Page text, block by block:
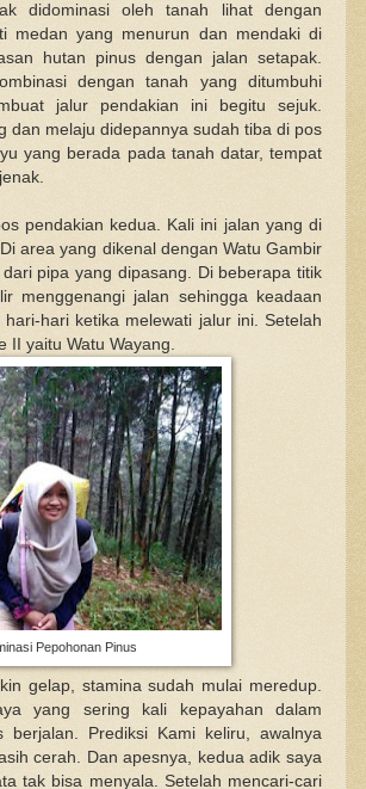
didominasi oleh tanah lihat dengan
medan yang menurun dan mendaki di
hutan pinus dengan jalan setapak.
dengan tanah yang ditumbuhi
jalur pendakian ini begitu sejuk.
dan melaju didepannya sudah tiba di pos
yang berada pada tanah datar, tempat
pendakian kedua. Kali ini jalan yang di
area yang dikenal dengan Watu Gambir
pipa yang dipasang. Di beberapa titik
menggenangi jalan sehingga keadaan
hari ketika melewati jalur ini. Setelah
II yaitu Watu Wayang.
Pepohonan Pinus
gelap, stamina sudah mulai meredup.
yang sering kali kepayahan dalam
Prediksi Kami keliru, awalnya
cerah. Dan apesnya, kedua adik saya
tak bisa menyala. Setelah mencari-cari